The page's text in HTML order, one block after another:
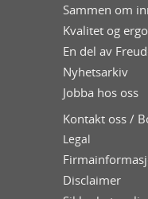
Sammen om
Kvalitet og
En del av
Nyhetsarkiv
Jobba hos oss
Kontakt oss /
Legal
Disclaimer